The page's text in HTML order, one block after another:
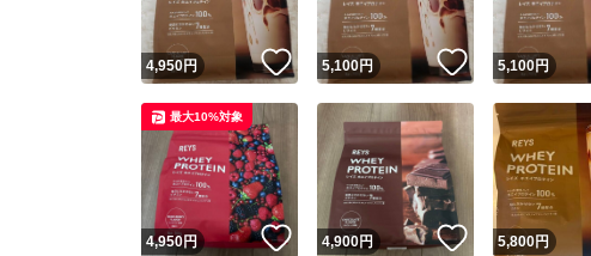
4,950円 いいね！
5,100円 いいね！
5,100円
4,950円 いいね！
最大10%対象
4,900円 いいね！
5,800円